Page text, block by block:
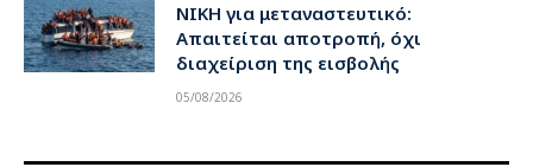
ΝΙΚΗ για μεταναστευτικό:
Απαιτείται αποτροπή, όχι
διαχείριση της εισβολής
05/08/2026